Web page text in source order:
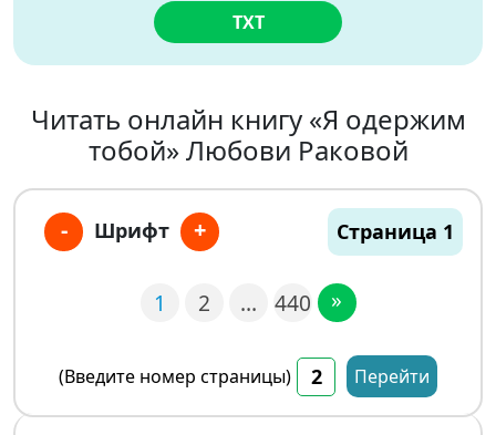
TXT
Читать онлайн книгу «Я одержим
тобой» Любови Раковой
- Шрифт + Страница 1
1 2 … 440 »
(Введите номер страницы) Перейти